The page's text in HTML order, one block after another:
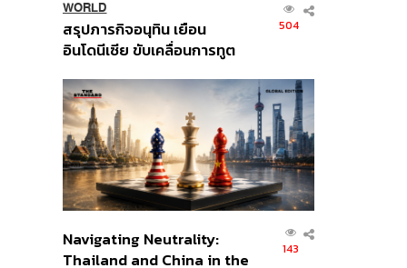
WORLD
สรุปภารกิจอนุทิน เยือน
อินโดนีเซีย ขับเคลื่อนการทูต
ส่วนยุทธศาสตร์ไทย –
อินโดนีเซีย
504
Navigating Neutrality:
Thailand and China in the
143